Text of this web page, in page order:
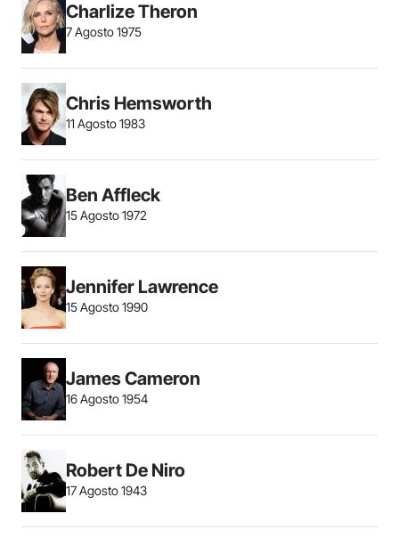
Charlize Theron
7 Agosto 1975
Chris Hemsworth
11 Agosto 1983
Ben Affleck
15 Agosto 1972
Jennifer Lawrence
15 Agosto 1990
James Cameron
16 Agosto 1954
Robert De Niro
17 Agosto 1943